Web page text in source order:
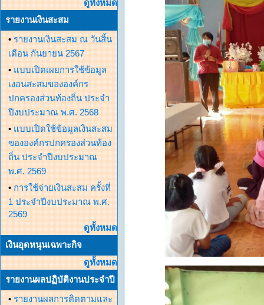
ดูทั้งหมด
รายงานเงินสะสม
• รายงานเงินสะสม ณ วันสิ้น
เดือน กันยายน 2567
• แบบเปิดเผยการใช้ข้อมูล
เงอนสะสมขององค์กร
ปกครองส่วนท้องถิ่น ประจำ
ปีงบประมาณ พ.ศ. 2568
• แบบเปิดใช้ข้อมูลเงินสะสม
ขององค์กรปกครองส่วนท้อง
ถิ่น ประจำปีงบประมาณ
พ.ศ. 2569
• การใช้จ่ายเงินสะสม ครั้งที่
1 ประจำปีงบประมาณ พ.ศ.
2569
ดูทั้งหมด
เงินอุดหนุนเฉพาะกิจ
ดูทั้งหมด
รายงานผลปฏิบัติงานประจำปี
• รายงานผลการติดตามและ